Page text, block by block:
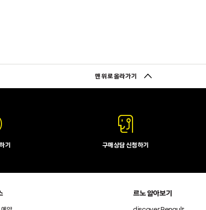
맨 위로 올라가기
기 구매상담 신청하기
르노 알아보기